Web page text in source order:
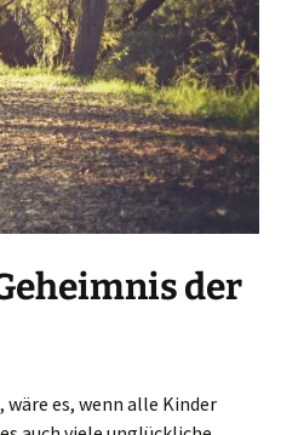
der
es, wenn alle Kinder